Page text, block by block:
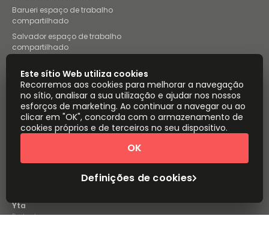
Barueri espaço de trabalho
compartilhado
Salvador espaço de trabalho
compartilhado
compartilhado
Brasília espaço de trabalho
compartilhado
Instant Offices Coworker
The Instant Group
Coworkintel
Incendium
Yta
Parte do
Este sítio Web utiliza cookies
Recorremos aos cookies para melhorar a navegação
no sítio, analisar a sua utilização e ajudar nos nossos
esforços de marketing. Ao continuar a navegar ou ao
clicar em "OK", concorda com o armazenamento de
cookies próprios e de terceiros no seu dispositivo.
Definições de cookies
OK